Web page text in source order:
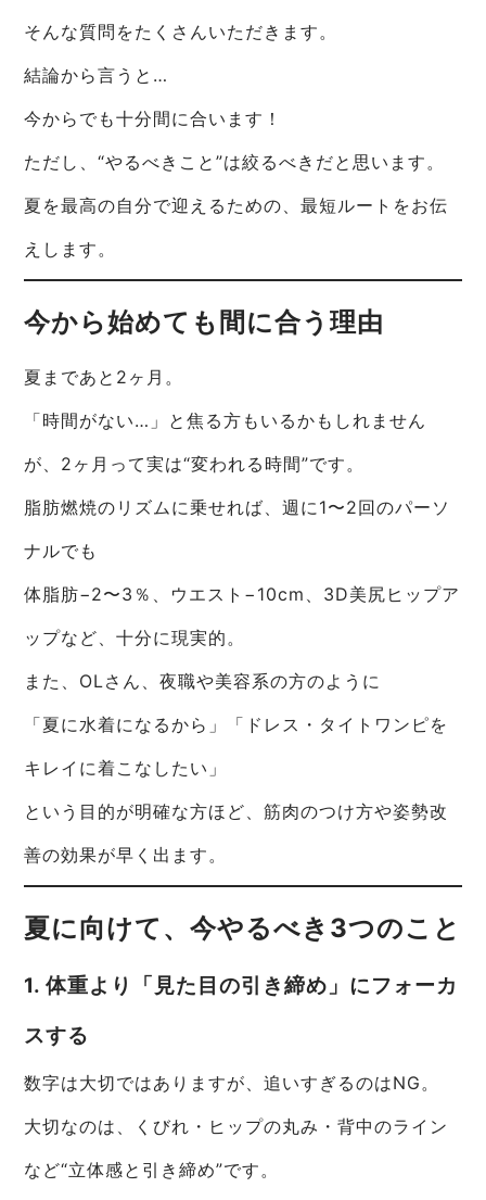
そんな質問をたくさんいただきます。
結論から言うと…
今からでも十分間に合います！
ただし、“やるべきこと”は絞るべきだと思います。
夏を最高の自分で迎えるための、最短ルートをお伝
えします。
今から始めても間に合う理由
夏まであと2ヶ月。
「時間がない…」と焦る方もいるかもしれません
が、2ヶ月って実は“変われる時間”です。
脂肪燃焼のリズムに乗せれば、週に1〜2回のパーソ
ナルでも
体脂肪−2〜3％、ウエスト−10cm、3D美尻ヒップア
ップなど、十分に現実的。
また、OLさん、夜職や美容系の方のように
「夏に水着になるから」「ドレス・タイトワンピを
キレイに着こなしたい」
という目的が明確な方ほど、筋肉のつけ方や姿勢改
善の効果が早く出ます。
夏に向けて、今やるべき3つのこと
1. 体重より「見た目の引き締め」にフォーカ
スする
数字は大切ではありますが、追いすぎるのはNG。
大切なのは、くびれ・ヒップの丸み・背中のライン
など“立体感と引き締め”です。